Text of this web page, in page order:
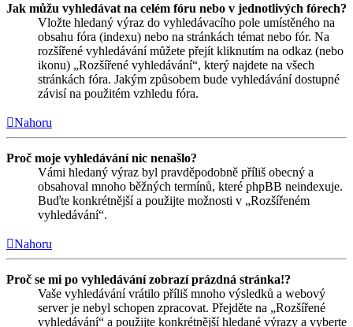
Jak můžu vyhledávat na celém fóru nebo v jednotlivých fórech?
Vložte hledaný výraz do vyhledávacího pole umístěného na
obsahu fóra (indexu) nebo na stránkách témat nebo fór. Na
rozšířené vyhledávání můžete přejít kliknutím na odkaz (nebo
ikonu) „Rozšířené vyhledávání“, který najdete na všech
stránkách fóra. Jakým způsobem bude vyhledávání dostupné
závisí na použitém vzhledu fóra.
Nahoru
Proč moje vyhledávání nic nenašlo?
Vámi hledaný výraz byl pravděpodobně příliš obecný a
obsahoval mnoho běžných termínů, které phpBB neindexuje.
Buďte konkrétnější a použijte možnosti v „Rozšířeném
vyhledávání“.
Nahoru
Proč se mi po vyhledávání zobrazí prázdná stránka!?
Vaše vyhledávání vrátilo příliš mnoho výsledků a webový
server je nebyl schopen zpracovat. Přejděte na „Rozšířené
vyhledávání“ a použijte konkrétnější hledané výrazy a vyberte